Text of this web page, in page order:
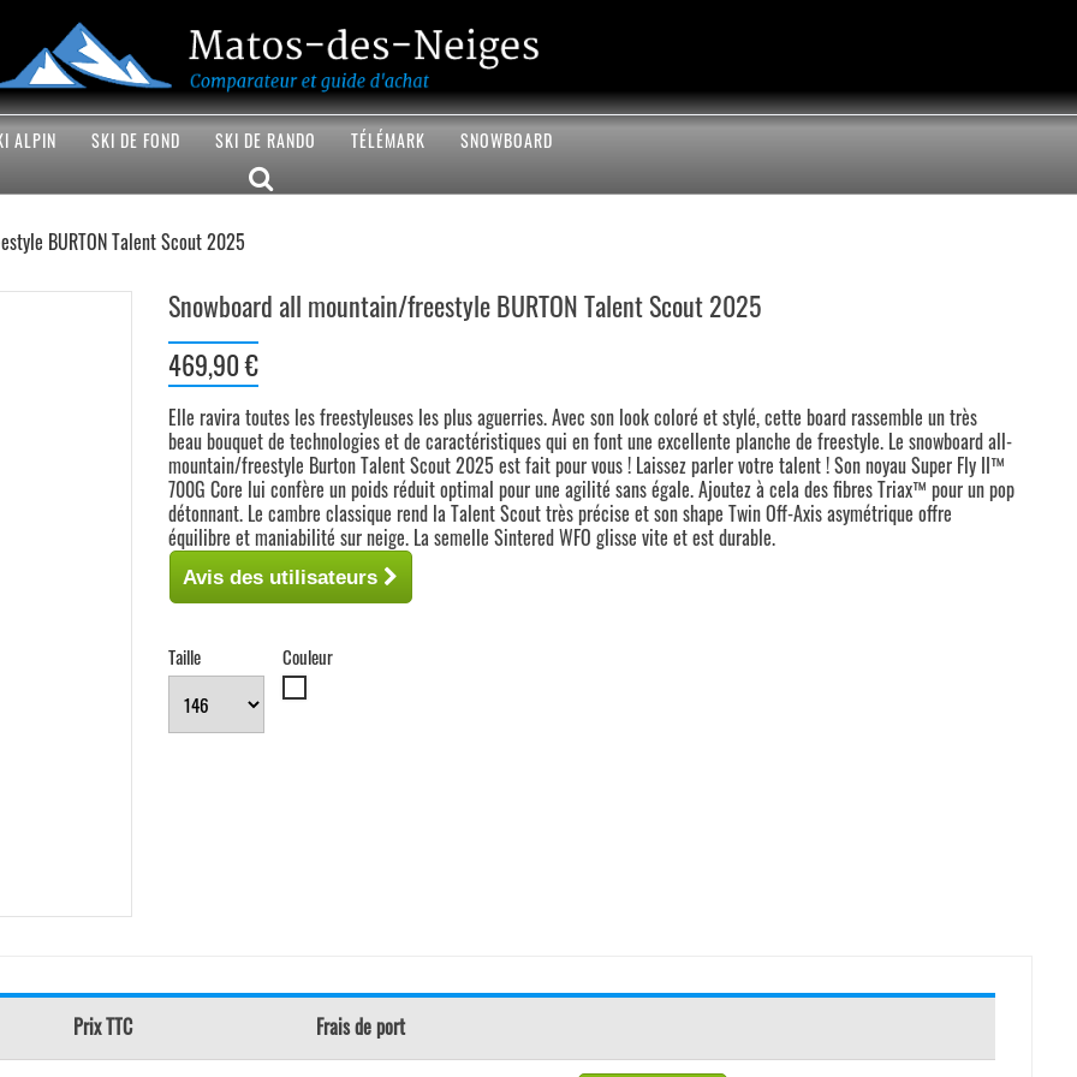
ALPIN SKI DE FOND SKI DE RANDO TÉLÉMARK SNOWBOARD
BURTON Talent Scout 2025
Snowboard all mountain/freestyle BURTON Talent Scout 2025
469,90 €
Elle ravira toutes les freestyleuses les plus aguerries. Avec son look coloré et stylé, cette board rassemble un très
beau bouquet de technologies et de caractéristiques qui en font une excellente planche de freestyle. Le snowboard all-
mountain/freestyle Burton Talent Scout 2025 est fait pour vous ! Laissez parler votre talent ! Son noyau Super Fly II™
700G Core lui confère un poids réduit optimal pour une agilité sans égale. Ajoutez à cela des fibres Triax™ pour un pop
détonnant. Le cambre classique rend la Talent Scout très précise et son shape Twin Off-Axis asymétrique offre
équilibre et maniabilité sur neige. La semelle Sintered WFO glisse vite et est durable.
Avis des utilisateurs
Taille
Couleur
Prix TTC Frais de port